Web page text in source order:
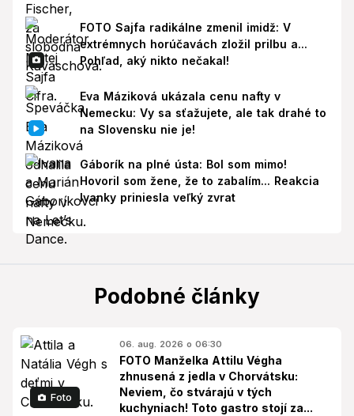
FOTO Sajfa radikálne zmenil imidž: V
extrémnych horúčavách zložil prilbu a...
Pohľad, aký nikto nečakal!
Eva Máziková ukázala cenu nafty v
Nemecku: Vy sa sťažujete, ale tak drahé to
na Slovensku nie je!
Gáborík na plné ústa: Bol som mimo!
Hovoril som žene, že to zabalím... Reakcia
Ivanky priniesla veľký zvrat
Podobné články
Foto
06. aug. 2026 o 06:30
FOTO Manželka Attilu Végha
zhnusená z jedla v Chorvátsku:
Neviem, čo stvárajú v tých
kuchyniach! Toto gastro stojí za...